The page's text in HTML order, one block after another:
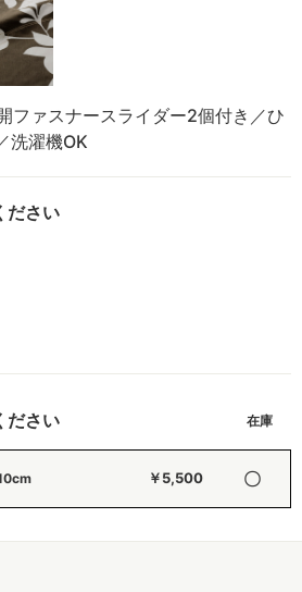
ファスナースライダー2個付き／ひ
洗濯機OK
ださい
ださい
￥5,500 〇